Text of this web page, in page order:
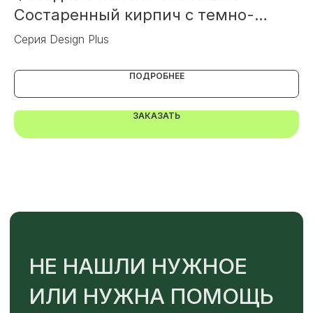
Состаренный кирпич c темно-
бежевым швом
Серия Design Plus
ПОДРОБНЕЕ
ЗАКАЗАТЬ
Или напишите нам напрямую